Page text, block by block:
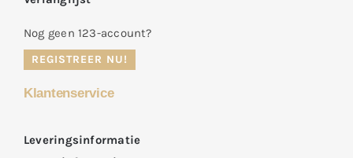
Nog geen 123-account?
REGISTREER NU!
Klantenservice
Leveringsinformatie